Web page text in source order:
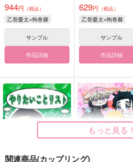
944円 （税込）
乙骨憂太×狗巻棘
サンプル
作品詳細
629円 （税込）
乙骨憂太×狗巻棘
サンプル
作品詳細
もっと見る！
関連商品(カップリング)